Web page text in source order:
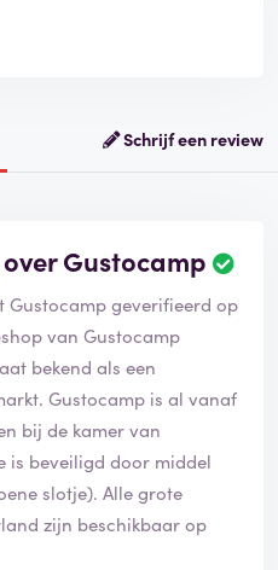
Schrijf een review
Gustocamp
Gustocamp geverifieerd op
van Gustocamp
bekend als een
Gustocamp is al vanaf
bij de kamer van
is beveiligd door middel
slotje). Alle grote
zijn beschikbaar op